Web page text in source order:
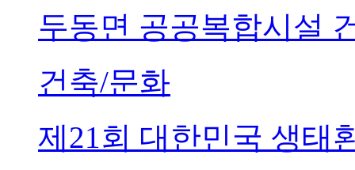
두동면 공공복합시설
건축/문화
제21회 대한민국 생태